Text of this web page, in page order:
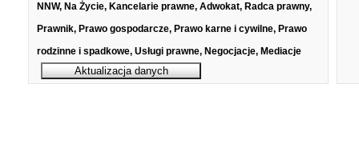
NNW, Na Życie, Kancelarie prawne, Adwokat, Radca prawny,
Prawnik, Prawo gospodarcze, Prawo karne i cywilne, Prawo
rodzinne i spadkowe, Usługi prawne, Negocjacje, Mediacje